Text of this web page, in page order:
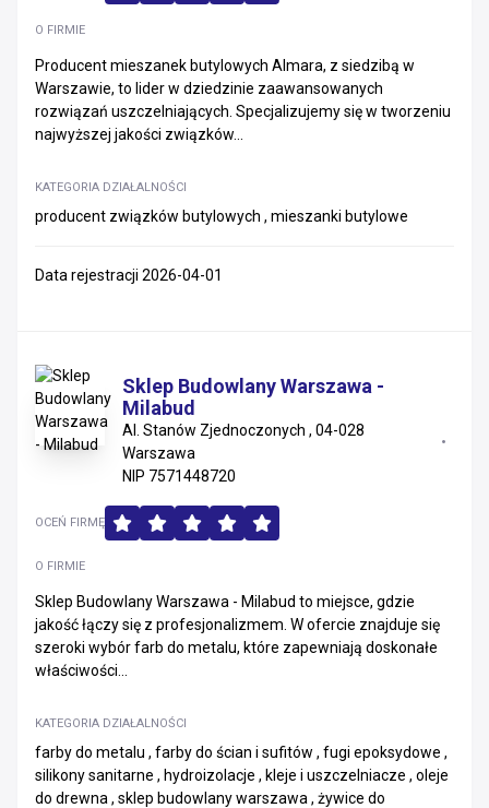
O FIRMIE
Producent mieszanek butylowych Almara, z siedzibą w
Warszawie, to lider w dziedzinie zaawansowanych
rozwiązań uszczelniających. Specjalizujemy się w tworzeniu
najwyższej jakości związków...
KATEGORIA DZIAŁALNOŚCI
producent związków butylowych , mieszanki butylowe
Data rejestracji 2026-04-01
Sklep Budowlany Warszawa -
Milabud
Al. Stanów Zjednoczonych , 04-028
Warszawa
NIP 7571448720
O FIRMIE
Sklep Budowlany Warszawa - Milabud to miejsce, gdzie
jakość łączy się z profesjonalizmem. W ofercie znajduje się
szeroki wybór farb do metalu, które zapewniają doskonałe
właściwości...
KATEGORIA DZIAŁALNOŚCI
farby do metalu , farby do ścian i sufitów , fugi epoksydowe ,
silikony sanitarne , hydroizolacje , kleje i uszczelniacze , oleje
do drewna , sklep budowlany warszawa , żywice do
OCEŃ FIRMĘ